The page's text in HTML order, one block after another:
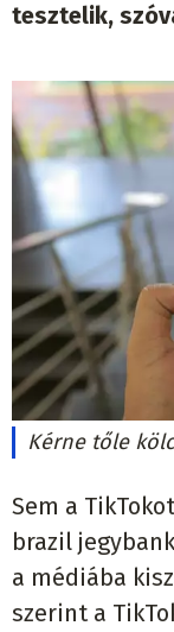
tesztelik,
Kérne tőle
Sem a
brazil
a médiába
szerint a